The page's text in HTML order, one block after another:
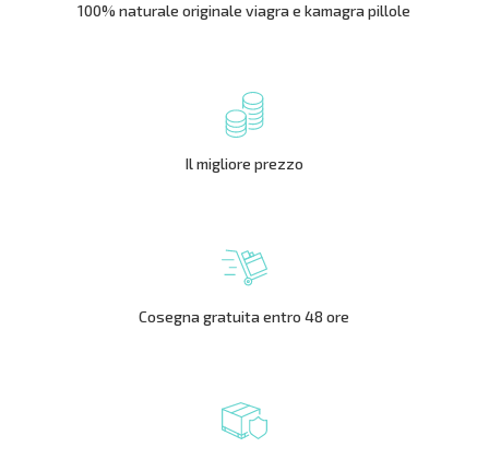
100% naturale originale viagra e kamagra pillole
Il migliore prezzo
Cosegna gratuita entro 48 ore